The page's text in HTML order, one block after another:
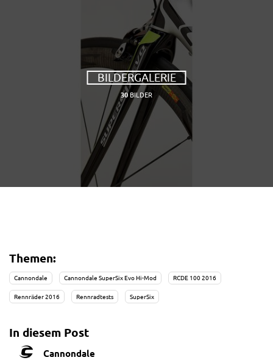
BILDERGALERIE
30BILDER
Themen:
Cannondale Cannondale SuperSix Evo Hi-Mod RCDE 100 2016
Rennräder 2016 Rennradtests SuperSix
In diesem Post
Cannondale